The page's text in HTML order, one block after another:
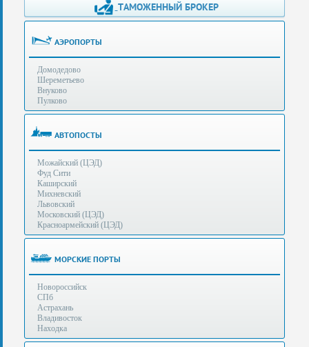
Получение
ЭЦП
за
сутки
услуги
Опыт
оформления
рекомендует
Таможенные
процедуры
(особенности):
Полезная
информация
Стоимость
услуг
ТАМОЖЕННЫЙ БРОКЕР
АЭРОПОРТЫ
Домодедово
Шереметьево
Внуково
Пулково
АВТОПОСТЫ
Можайский (ЦЭД)
Фуд Сити
Каширский
Михневский
Львовский
Московский (ЦЭД)
Красноармейский (ЦЭД)
МОРСКИЕ ПОРТЫ
Новороссийск
СПб
Астрахань
Владивосток
Находка